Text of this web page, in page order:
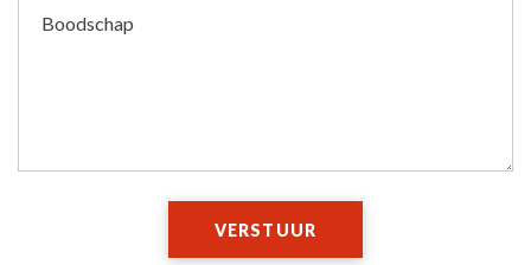
Boodschap
VERSTUUR